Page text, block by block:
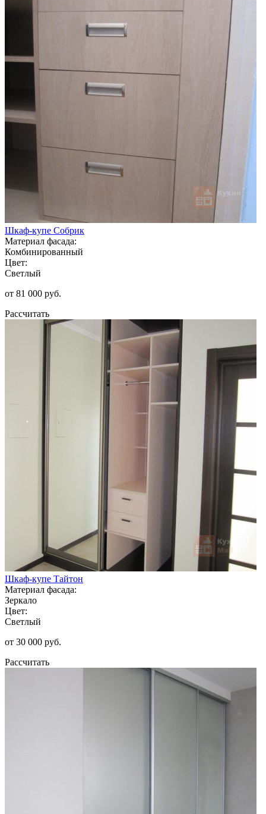
Шкаф-купе Собрик
Материал фасада:
Комбинированный
Цвет:
Светлый
от 81 000 руб.
Рассчитать
Шкаф-купе Тайтон
Материал фасада:
Зеркало
Цвет:
Светлый
от 30 000 руб.
Рассчитать